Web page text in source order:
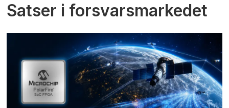
Satser i forsvarsmarkedet